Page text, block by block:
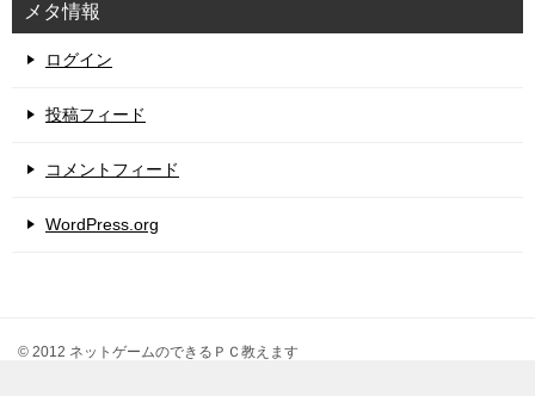
メタ情報
ログイン
投稿フィード
コメントフィード
WordPress.org
© 2012 ネットゲームのできるＰＣ教えます